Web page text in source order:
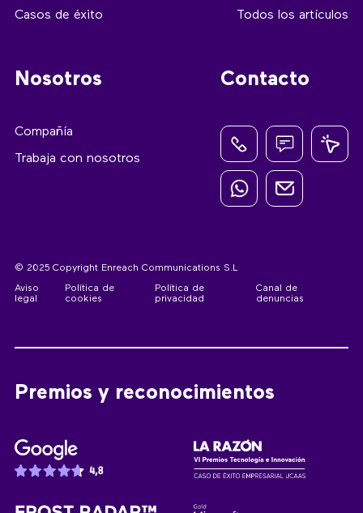
Casos de éxito Todos los artículos
Nosotros
Compañía
Trabaja con nosotros
Contacto
© 2025 Copyright Enreach Communications S.L
Aviso
legal
Política de
cookies
Política de
privacidad
Canal de
denuncias
Premios y reconocimientos